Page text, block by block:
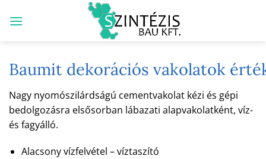
Baumit dekorációs vakolatok
Nagy nyomószilárdságú cementvakolat kézi és gépi
bedolgozásra elsősorban lábazati alapvakolatként, víz-
és fagyálló.
Alacsony vízfelvétel – víztaszító